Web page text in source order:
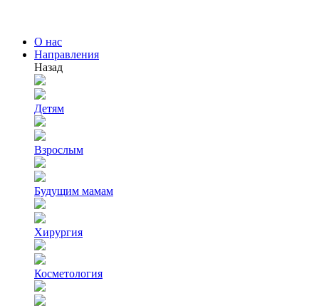
О нас
Направления
Назад
Детям
Взрослым
Будущим мамам
Хирургия
Косметология